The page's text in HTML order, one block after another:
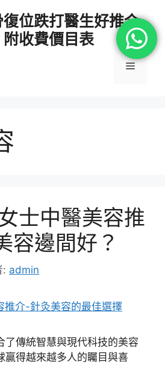
位跌打醫生好推介
收費價目表
選
士中醫美容推
容邊間好？
: admin
了傳統智慧與現代科技的美容
贏得越來越多人的矚目與喜